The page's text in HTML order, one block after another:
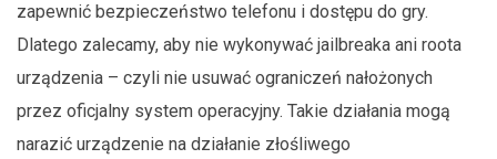
zapewnić bezpieczeństwo telefonu i dostępu do gry.
Dlatego zalecamy, aby nie wykonywać jailbreaka ani roota
urządzenia – czyli nie usuwać ograniczeń nałożonych
przez oficjalny system operacyjny. Takie działania mogą
narazić urządzenie na działanie złośliwego